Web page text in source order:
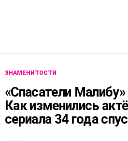
ЗНАМЕНИТОСТИ
«Спасатели
Как изменились
сериала 34 года